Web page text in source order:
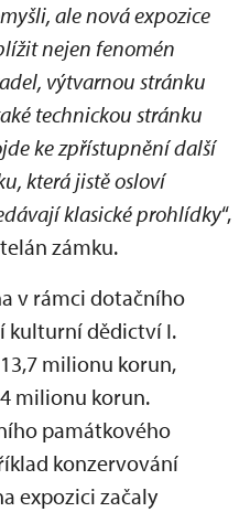
ale nová expozice
nejen fenomén
výtvarnou stránku
technickou stránku
ke zpřístupnění další
která jistě osloví
klasické prohlídky“,
zámku.
v rámci dotačního
kulturní dědictví I.
milionu korun,
milionu korun.
památkového
konzervování
expozici začaly